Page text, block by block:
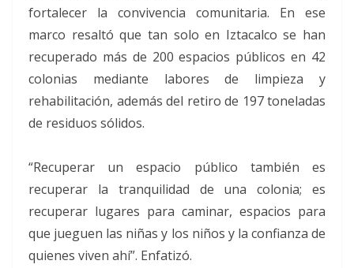
fortalecer la convivencia comunitaria. En ese
marco resaltó que tan solo en Iztacalco se han
recuperado más de 200 espacios públicos en 42
colonias mediante labores de limpieza y
rehabilitación, además del retiro de 197 toneladas
de residuos sólidos.
“Recuperar un espacio público también es
recuperar la tranquilidad de una colonia; es
recuperar lugares para caminar, espacios para
que jueguen las niñas y los niños y la confianza de
quienes viven ahí”. Enfatizó.